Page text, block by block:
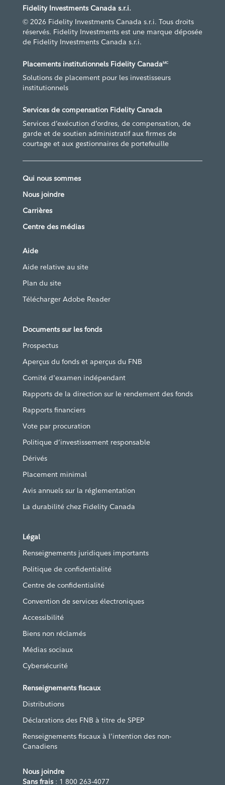
Fidelity Investments Canada s.r.i.
© 2026 Fidelity Investments Canada s.r.i. Tous droits
réservés. Fidelity Investments est une marque déposée
de Fidelity Investments Canada s.r.i.
Placements institutionnels Fidelity CanadaMC
Solutions de placement pour les investisseurs
institutionnels
Services de compensation Fidelity Canada
Services d’exécution d’ordres, de compensation, de
garde et de soutien administratif aux firmes de
courtage et aux gestionnaires de portefeuille
Qui nous sommes
Nous joindre
Carrières
Centre des médias
Aide
Aide relative au site
Plan du site
Télécharger Adobe Reader
Documents sur les fonds
Prospectus
Aperçus du fonds et aperçus du FNB
Comité d'examen indépendant
Rapports de la direction sur le rendement des fonds
Rapports financiers
Vote par procuration
Politique d’investissement responsable
Dérivés
Placement minimal
Avis annuels sur la réglementation
La durabilité chez Fidelity Canada
Légal
Renseignements juridiques importants
Politique de confidentialité
Centre de confidentialité
Convention de services électroniques
Accessibilité
Biens non réclamés
Médias sociaux
Cybersécurité
Renseignements fiscaux
Distributions
Déclarations des FNB à titre de SPEP
Renseignements fiscaux à l’intention des non-
Canadiens
Nous joindre
Sans frais: 1 800 263-4077